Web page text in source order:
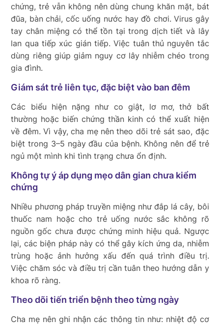
chứng, trẻ vẫn không nên dùng chung khăn mặt, bát
đũa, bàn chải, cốc uống nước hay đồ chơi. Virus gây
tay chân miệng có thể tồn tại trong dịch tiết và lây
lan qua tiếp xúc gián tiếp. Việc tuân thủ nguyên tắc
dùng riêng giúp giảm nguy cơ lây nhiễm chéo trong
gia đình.
Giám sát trẻ liên tục, đặc biệt vào ban đêm
Các biểu hiện nặng như co giật, lơ mơ, thở bất
thường hoặc biến chứng thần kinh có thể xuất hiện
về đêm. Vì vậy, cha mẹ nên theo dõi trẻ sát sao, đặc
biệt trong 3–5 ngày đầu của bệnh. Không nên để trẻ
ngủ một mình khi tình trạng chưa ổn định.
Không tự ý áp dụng mẹo dân gian chưa kiểm
chứng
Nhiều phương pháp truyền miệng như đắp lá cây, bôi
thuốc nam hoặc cho trẻ uống nước sắc không rõ
nguồn gốc chưa được chứng minh hiệu quả. Ngược
lại, các biện pháp này có thể gây kích ứng da, nhiễm
trùng hoặc ảnh hưởng xấu đến quá trình điều trị.
Việc chăm sóc và điều trị cần tuân theo hướng dẫn y
khoa rõ ràng.
Theo dõi tiến triển bệnh theo từng ngày
Cha mẹ nên ghi nhận các thông tin như: nhiệt độ cơ